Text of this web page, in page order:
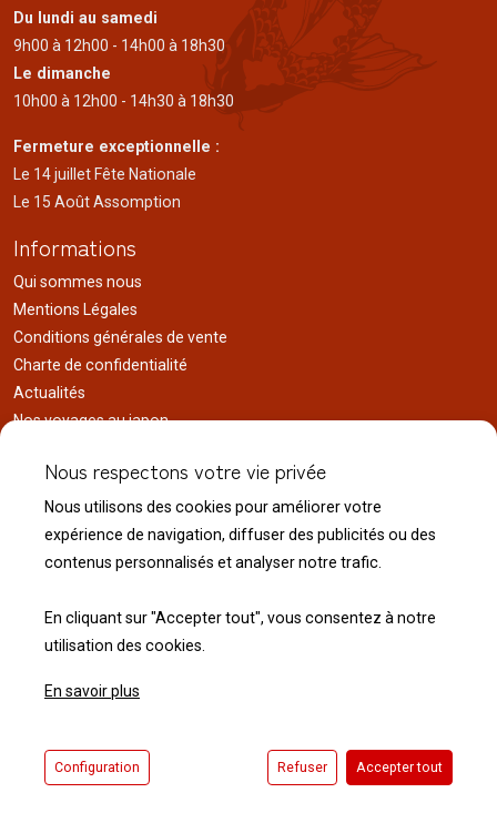
Du lundi au samedi
9h00 à 12h00 - 14h00 à 18h30
Le dimanche
10h00 à 12h00 - 14h30 à 18h30
Fermeture exceptionnelle :
Le 14 juillet Fête Nationale
Le 15 Août Assomption
Informations
Qui sommes nous
Mentions Légales
Conditions générales de vente
Charte de confidentialité
Actualités
Nos voyages au japon
Liens utiles
Service client
Nous contacter
Modalité de retour
Nous respectons votre vie privée
Nous utilisons des cookies pour améliorer votre
expérience de navigation, diffuser des publicités ou des
contenus personnalisés et analyser notre trafic.
En cliquant sur "Accepter tout", vous consentez à notre
utilisation des cookies.
En savoir plus
Configuration Refuser Accepter tout